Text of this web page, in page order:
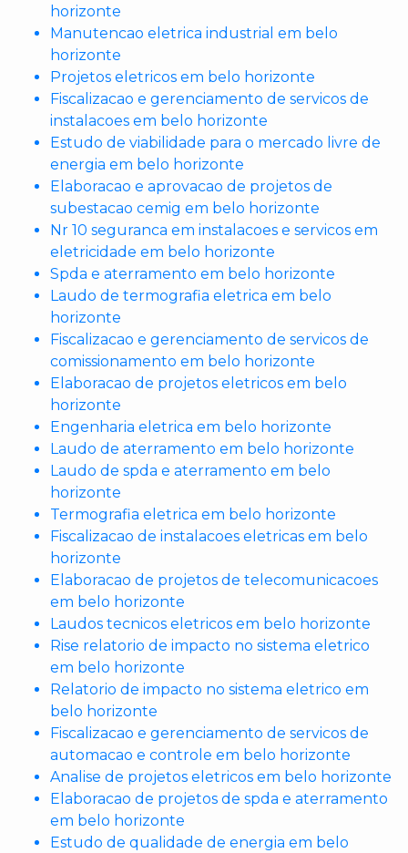
horizonte
Manutencao eletrica industrial em belo
horizonte
Projetos eletricos em belo horizonte
Fiscalizacao e gerenciamento de servicos de
instalacoes em belo horizonte
Estudo de viabilidade para o mercado livre de
energia em belo horizonte
Elaboracao e aprovacao de projetos de
subestacao cemig em belo horizonte
Nr 10 seguranca em instalacoes e servicos em
eletricidade em belo horizonte
Spda e aterramento em belo horizonte
Laudo de termografia eletrica em belo
horizonte
Fiscalizacao e gerenciamento de servicos de
comissionamento em belo horizonte
Elaboracao de projetos eletricos em belo
horizonte
Engenharia eletrica em belo horizonte
Laudo de aterramento em belo horizonte
Laudo de spda e aterramento em belo
horizonte
Termografia eletrica em belo horizonte
Fiscalizacao de instalacoes eletricas em belo
horizonte
Elaboracao de projetos de telecomunicacoes
em belo horizonte
Laudos tecnicos eletricos em belo horizonte
Rise relatorio de impacto no sistema eletrico
em belo horizonte
Relatorio de impacto no sistema eletrico em
belo horizonte
Fiscalizacao e gerenciamento de servicos de
automacao e controle em belo horizonte
Analise de projetos eletricos em belo horizonte
Elaboracao de projetos de spda e aterramento
em belo horizonte
Estudo de qualidade de energia em belo